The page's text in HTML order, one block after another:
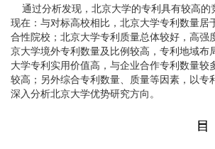
通过分析发现，北京大学的专利具有较高的
现在：与对标高校相比，北京大学专利数量居
合性院校；北京大学专利质量总体较好，高强
京大学境外专利数量及比例较高，专利地域布
大学专利实用价值高，与企业合作专利数量较
较高；另外综合专利数量、质量等因素，以专
深入分析北京大学优势研究方向。